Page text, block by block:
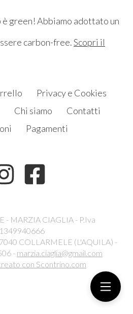
è green! Abbiamo adottato un
carbon-free.Scopri il
Privacy e Cookies
Chi siamo
Contatti
Pagamenti
- MARZIA CIAGLIA - P.Iva
COLLARMELE (L'AQUILA) -
- marzia.ciaglia@gmail.com
con Scontrino.com